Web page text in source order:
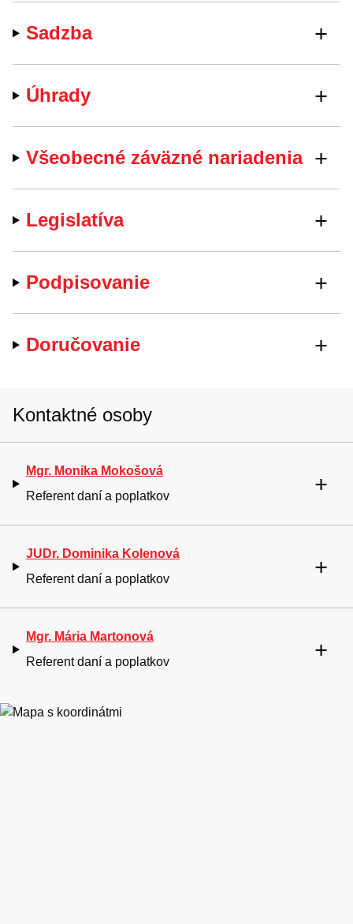
Sadzba
Úhrady
Všeobecné záväzné nariadenia
Legislatíva
Podpisovanie
Doručovanie
Kontaktné osoby
Mgr. Monika Mokošová
Referent daní a poplatkov
JUDr. Dominika Kolenová
Referent daní a poplatkov
Mgr. Mária Martonová
Referent daní a poplatkov